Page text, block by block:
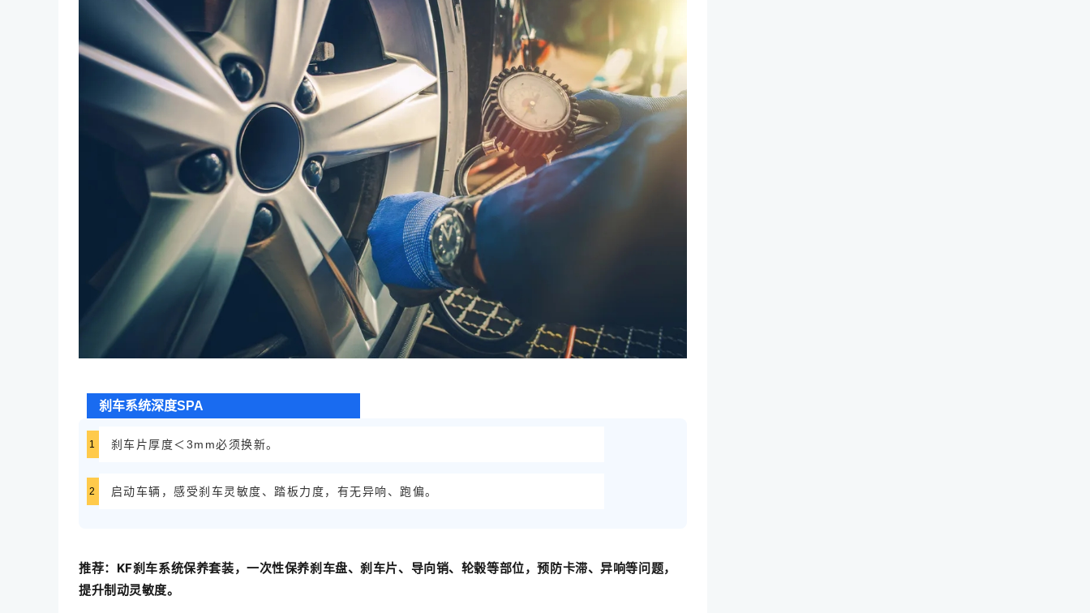
刹车系统深度SPA
1 刹车片厚度＜3mm必须换新。
2 启动车辆，感受刹车灵敏度、踏板力度，有无异响、跑偏。
推荐：KF刹车系统保养套装，一次性保养刹车盘、刹车片、导向销、轮毂等部位，预防卡滞、异响等问题，
提升制动灵敏度。